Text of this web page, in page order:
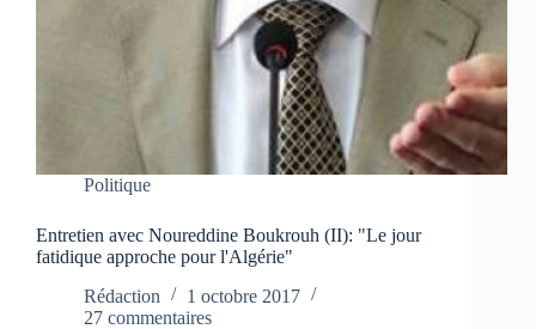
Politique
Entretien avec Noureddine Boukrouh (II): "Le jour
fatidique approche pour l'Algérie"
Rédaction
1 octobre 2017
27 commentaires